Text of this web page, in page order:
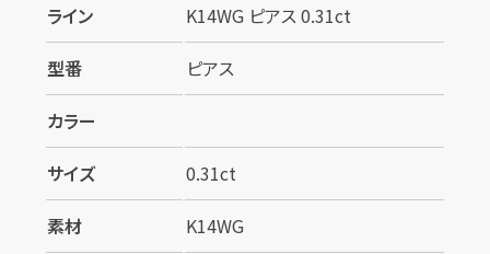
ライン
K14WG ピアス 0.31ct
型番
ピアス
カラー
サイズ
0.31ct
素材
K14WG